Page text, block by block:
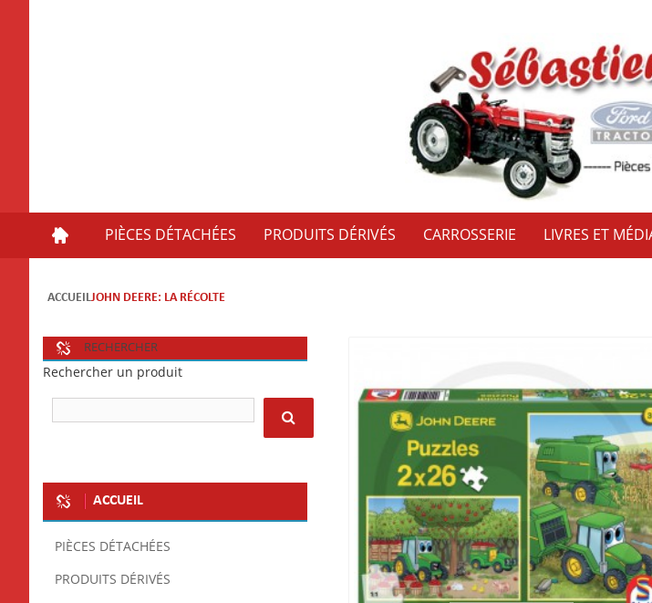
PIÈCES DÉTACHÉES PRODUITS DÉRIVÉS CARROSSERIE LIVRES ET
ACCUEILJOHN DEERE: LA RÉCOLTE
RECHERCHER
Rechercher un produit
ACCUEIL
PIÈCES DÉTACHÉES
PRODUITS DÉRIVÉS